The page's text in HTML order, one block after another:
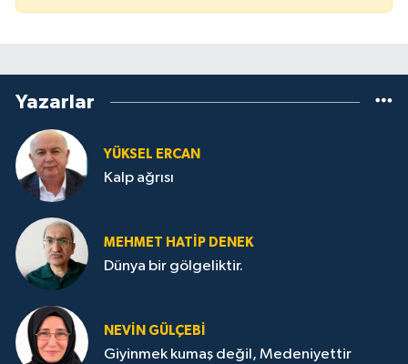
Yazarlar
YÜKSEL ERCAN
Kalp ağrısı
MEHMET HATİP DENEK
Dünya bir gölgeliktir.
NEVİN GÜLÇEBİ
Giyinmek kumaş değil, Medeniyettir